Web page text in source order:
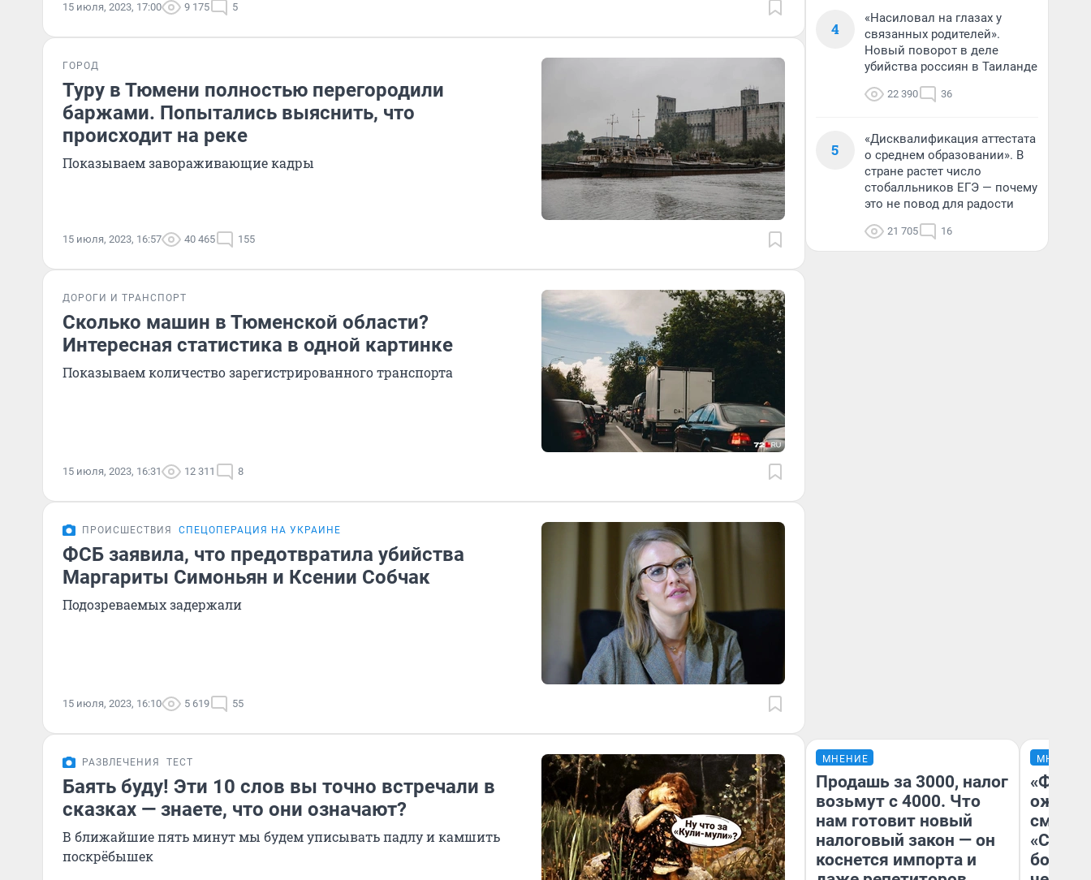
15 июля, 2023, 17:00 9 175 5
ГОРОД
Туру в Тюмени полностью перегородили
баржами. Попытались выяснить, что
происходит на реке
Показываем завораживающие кадры
15 июля, 2023, 16:57 40 465 155
ДОРОГИ И ТРАНСПОРТ
Сколько машин в Тюменской области?
Интересная статистика в одной картинке
Показываем количество зарегистрированного транспорта
15 июля, 2023, 16:31 12 311 8
ПРОИСШЕСТВИЯ СПЕЦОПЕРАЦИЯ НА УКРАИНЕ
ФСБ заявила, что предотвратила убийства
Маргариты Симоньян и Ксении Собчак
Подозреваемых задержали
15 июля, 2023, 16:10 5 619 55
РАЗВЛЕЧЕНИЯ ТЕСТ
Баять буду! Эти 10 слов вы точно встречали в
сказках — знаете, что они означают?
В ближайшие пять минут мы будем уписывать падлу и камшить
поскрёбышек
4
«Насиловал на глазах у
связанных родителей».
Новый поворот в деле
убийства россиян в Таиланде
22 390 36
5
«Дисквалификация аттестата
о среднем образовании». В
стране растет число
стобалльников ЕГЭ — почему
это не повод для радости
21 705 16
МНЕНИЕ
Продашь за 3000, налог
возьмут с 4000. Что
нам готовит новый
налоговый закон — он
коснется импорта и
МНЕНИЕ